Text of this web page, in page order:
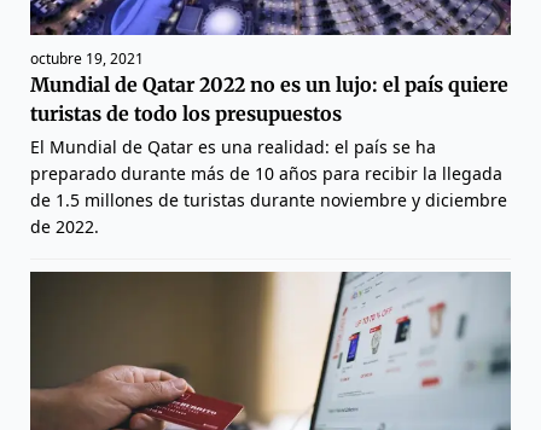
octubre 19, 2021
Mundial de Qatar 2022 no es un lujo: el país quiere
turistas de todo los presupuestos
El Mundial de Qatar es una realidad: el país se ha
preparado durante más de 10 años para recibir la llegada
de 1.5 millones de turistas durante noviembre y diciembre
de 2022.